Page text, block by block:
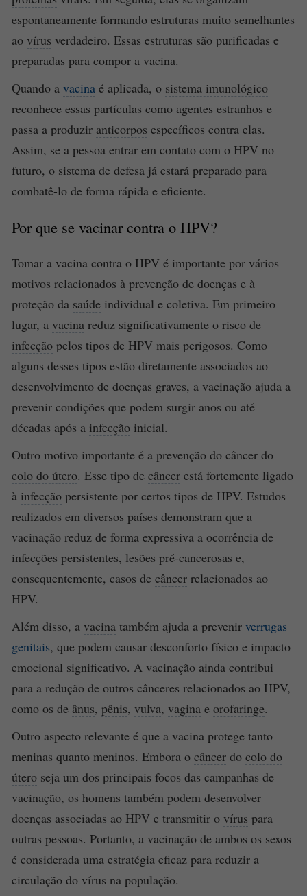
espontaneamente formando estruturas muito semelhantes
ao vírus verdadeiro. Essas estruturas são purificadas e
preparadas para compor a vacina.
Quando a vacina é aplicada, o sistema imunológico
reconhece essas partículas como agentes estranhos e
passa a produzir anticorpos específicos contra elas.
Assim, se a pessoa entrar em contato com o HPV no
futuro, o sistema de defesa já estará preparado para
combatê-lo de forma rápida e eficiente.
Por que se vacinar contra o HPV?
Tomar a vacina contra o HPV é importante por vários
motivos relacionados à prevenção de doenças e à
proteção da saúde individual e coletiva. Em primeiro
lugar, a vacina reduz significativamente o risco de
infecção pelos tipos de HPV mais perigosos. Como
alguns desses tipos estão diretamente associados ao
desenvolvimento de doenças graves, a vacinação ajuda a
prevenir condições que podem surgir anos ou até
décadas após a infecção inicial.
Outro motivo importante é a prevenção do câncer do
colo do útero. Esse tipo de câncer está fortemente ligado
à infecção persistente por certos tipos de HPV. Estudos
realizados em diversos países demonstram que a
vacinação reduz de forma expressiva a ocorrência de
infecções persistentes, lesões pré-cancerosas e,
consequentemente, casos de câncer relacionados ao
HPV.
Além disso, a vacina também ajuda a prevenir verrugas
genitais, que podem causar desconforto físico e impacto
emocional significativo. A vacinação ainda contribui
para a redução de outros cânceres relacionados ao HPV,
como os de ânus, pênis, vulva, vagina e orofaringe.
Outro aspecto relevante é que a vacina protege tanto
meninas quanto meninos. Embora o câncer do colo do
útero seja um dos principais focos das campanhas de
vacinação, os homens também podem desenvolver
doenças associadas ao HPV e transmitir o vírus para
outras pessoas. Portanto, a vacinação de ambos os sexos
é considerada uma estratégia eficaz para reduzir a
circulação do vírus na população.